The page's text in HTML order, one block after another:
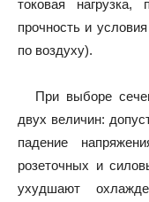
токовая нагрузка,
прочность и
по воздуху).
При выборе
двух величин:
падение
розеточных и
ухудшают